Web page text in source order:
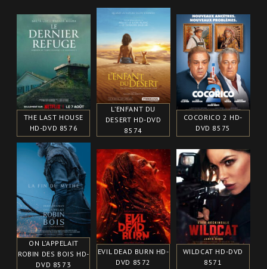
THE LAST HOUSE
HD-DVD 8576
L’ENFANT DU
DESERT HD-DVD
8574
COCORICO 2 HD-
DVD 8575
ON L’APPELAIT
ROBIN DES BOIS HD-
DVD 8573
EVIL DEAD BURN HD-
DVD 8572
WILDCAT HD-DVD
8571